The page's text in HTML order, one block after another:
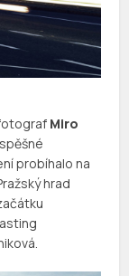
Miro
probíhalo na
hrad